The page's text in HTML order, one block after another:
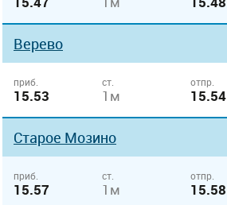
Верево
приб.
15.53
ст.
1м
отпр.
15.54
Старое Мозино
приб.
15.57
ст.
1м
отпр.
15.58